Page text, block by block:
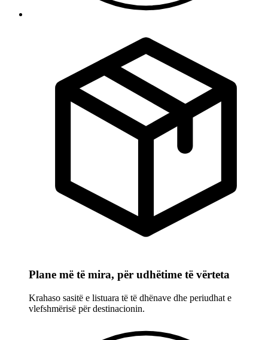
Plane më të mira, për udhëtime të vërteta
Krahaso sasitë e listuara të të dhënave dhe periudhat e
vlefshmërisë për destinacionin.